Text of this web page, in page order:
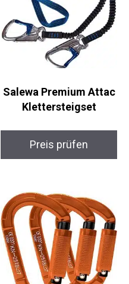
Salewa Premium Attac
Klettersteigset
Preis prüfen